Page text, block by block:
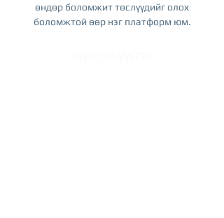
өндөр боломжит төслүүдийг олох
боломжтой өөр нэг платформ юм.